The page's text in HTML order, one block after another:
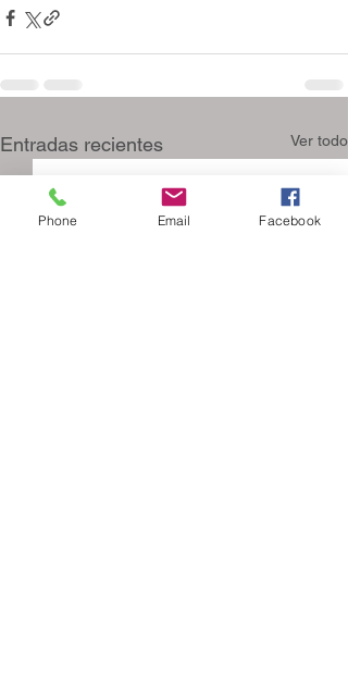
Entradas recientes Ver todo
Phone Email Facebook